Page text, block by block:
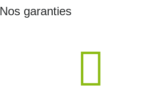
Nos garanties